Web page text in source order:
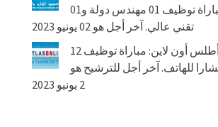
مباراة توظيف 01 مهندس دولة و01
تقني عالي. آخر أجل هو 02 يونيو 2023
أطلس أون لاين: مباراة توظيف 12
للهاتف. آخر أجل للترشيح هو
2 يونيو 2023